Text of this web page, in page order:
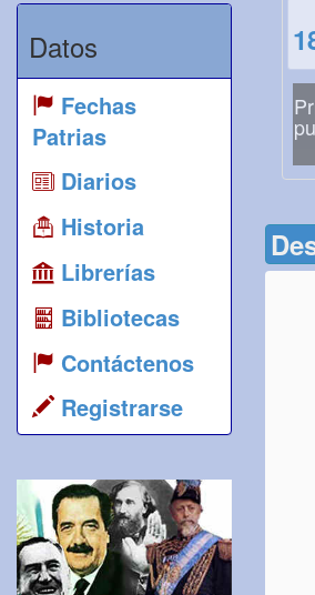
Datos
Fechas
Patrias
Diarios
Historia
Librerías
Bibliotecas
Contáctenos
Registrarse